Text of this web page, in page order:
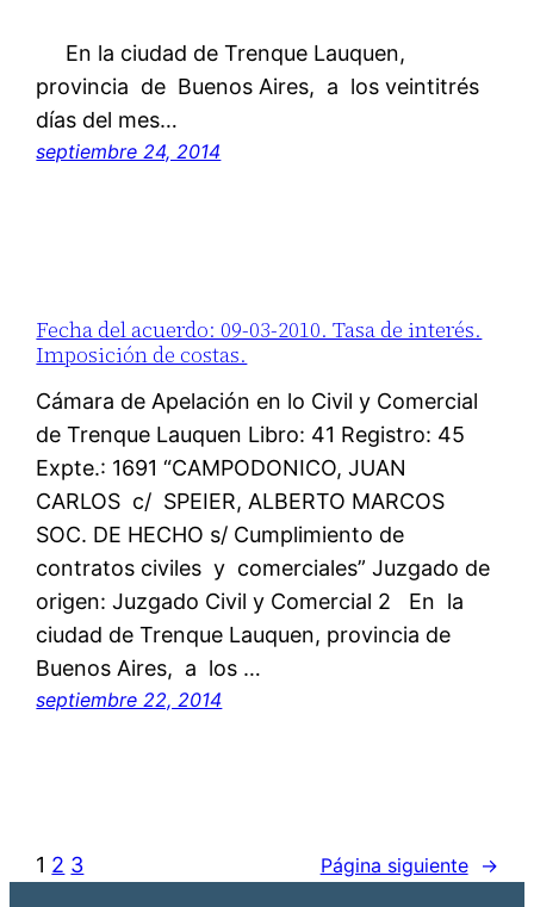
En la ciudad de Trenque Lauquen,
provincia de Buenos Aires, a los veintitrés
días del mes…
septiembre 24, 2014
Fecha del acuerdo: 09-03-2010. Tasa de interés.
Imposición de costas.
Cámara de Apelación en lo Civil y Comercial
de Trenque Lauquen Libro: 41 Registro: 45
Expte.: 1691 “CAMPODONICO, JUAN
CARLOS c/ SPEIER, ALBERTO MARCOS
SOC. DE HECHO s/ Cumplimiento de
contratos civiles y comerciales” Juzgado de
origen: Juzgado Civil y Comercial 2 En la
ciudad de Trenque Lauquen, provincia de
Buenos Aires, a los …
septiembre 22, 2014
1 2 3 Página siguiente →